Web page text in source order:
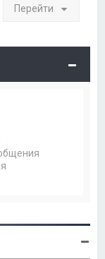
Перейти